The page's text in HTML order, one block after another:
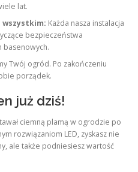
lat.
wszystkim: Każda nasza instalacja
bezpieczeństwa
basenowych.
Twój ogród. Po zakończeniu
porządek.
już dziś!
ciemną plamą w ogrodzie po
rozwiązaniom LED, zyskasz nie
ale także podniesiesz wartość